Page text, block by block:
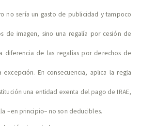
no sería un gasto de publicidad y tampoco
de imagen, sino una regalía por cesión de
diferencia de las regalías por derechos de
excepción. En consecuencia, aplica la regla
una entidad exenta del pago de IRAE,
–en principio– no son deducibles.